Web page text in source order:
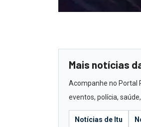
Mais notícias
Acompanhe no Portal
eventos, polícia,
Notícias de Itu